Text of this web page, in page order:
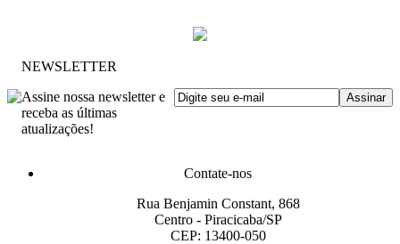
NEWSLETTER
Assine nossa newsletter e
receba as últimas
atualizações!
Contate-nos
Rua Benjamin Constant, 868
Centro - Piracicaba/SP
CEP: 13400-050